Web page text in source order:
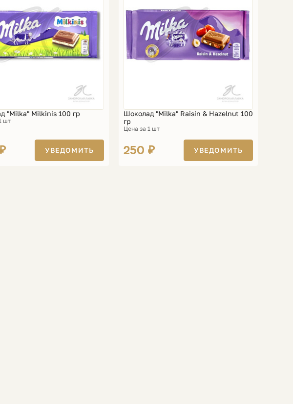
"Milka" Milkinis 100 гр
шт
УВЕДОМИТЬ
Шоколад "Milka" Raisin & Hazelnut 100
гр
Цена за 1 шт
250 ₽ УВЕДОМИТЬ